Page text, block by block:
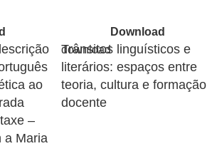
ao
–
a Maria
Download
Trânsitos linguísticos e
literários: espaços entre
teoria, cultura e formação
docente